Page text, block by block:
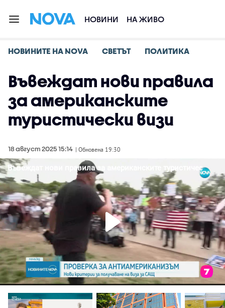
НОВИНИ НА ЖИВО
НОВИНИТЕ НА NOVA СВЕТЪТ ПОЛИТИКА
Въвеждат нови правила
за американските
туристически визи
18 август 2025 15:14 | Обновена 19:30